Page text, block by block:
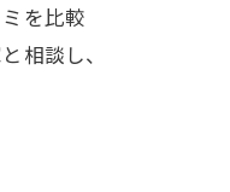
を比較
相談し、